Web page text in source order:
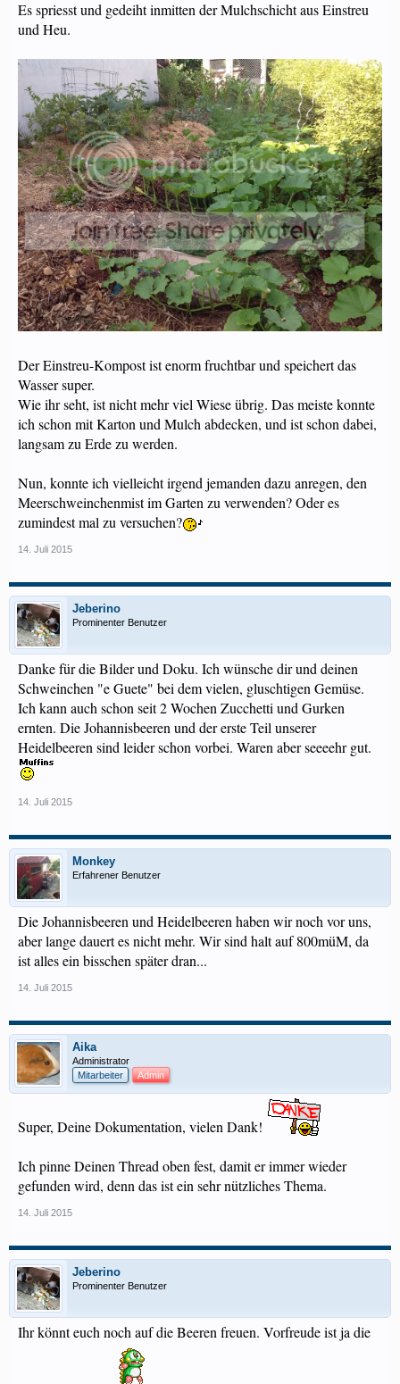
Es spriesst und gedeiht inmitten der Mulchschicht aus Einstreu
und Heu.
Der Einstreu-Kompost ist enorm fruchtbar und speichert das
Wasser super.
Wie ihr seht, ist nicht mehr viel Wiese übrig. Das meiste konnte
ich schon mit Karton und Mulch abdecken, und ist schon dabei,
langsam zu Erde zu werden.
Nun, konnte ich vielleicht irgend jemanden dazu anregen, den
Meerschweinchenmist im Garten zu verwenden? Oder es
zumindest mal zu versuchen?
14. Juli 2015
Jeberino
Prominenter Benutzer
Danke für die Bilder und Doku. Ich wünsche dir und deinen
Schweinchen "e Guete" bei dem vielen, gluschtigen Gemüse.
Ich kann auch schon seit 2 Wochen Zucchetti und Gurken
ernten. Die Johannisbeeren und der erste Teil unserer
Heidelbeeren sind leider schon vorbei. Waren aber seeeehr gut.
14. Juli 2015
Monkey
Erfahrener Benutzer
Die Johannisbeeren und Heidelbeeren haben wir noch vor uns,
aber lange dauert es nicht mehr. Wir sind halt auf 800müM, da
ist alles ein bisschen später dran...
14. Juli 2015
Aika
Administrator
Mitarbeiter
Admin
Super, Deine Dokumentation, vielen Dank!
Ich pinne Deinen Thread oben fest, damit er immer wieder
gefunden wird, denn das ist ein sehr nützliches Thema.
14. Juli 2015
Jeberino
Prominenter Benutzer
Ihr könnt euch noch auf die Beeren freuen. Vorfreude ist ja die